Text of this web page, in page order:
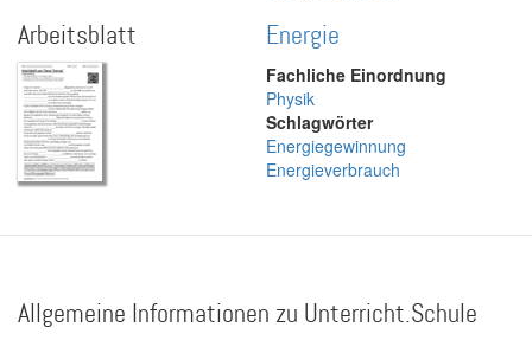
Arbeitsblatt Energie
Fachliche Einordnung
Physik
Schlagwörter
Energiegewinnung
Energieverbrauch
Allgemeine Informationen zu Unterricht.Schule